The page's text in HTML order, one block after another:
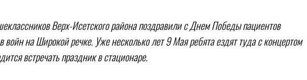
Верх-Исетского района поздравили с Днем Победы пациентов
войн на Широкой речке. Уже несколько лет 9 Мая ребята ездят туда с концертом
встречать праздник в стационаре.